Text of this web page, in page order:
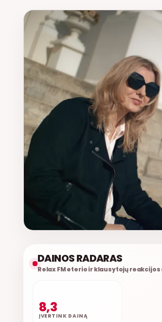
DAINOS RADARAS
Relax FM eterio ir klausytojų
8,3
ĮVERTINK DAINĄ